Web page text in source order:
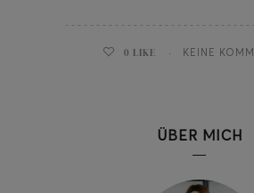
0 LIKE KEINE
ÜBER MICH